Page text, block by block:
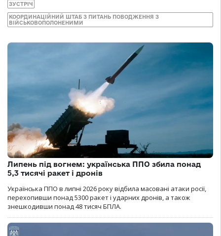
ЗУСТРІЧ
КООРДИНАЦІЙНИЙ ШТАБ З ПИТАНЬ ПОВОДЖЕННЯ З
ВІЙСЬКОВОПОЛОНЕНИМИ
Липень під вогнем: українська ППО збила понад
5,3 тисячі ракет і дронів
Українська ППО в липні 2026 року відбила масовані атаки росії,
перехопивши понад 5300 ракет і ударних дронів, а також
знешкодивши понад 48 тисяч БПЛА.